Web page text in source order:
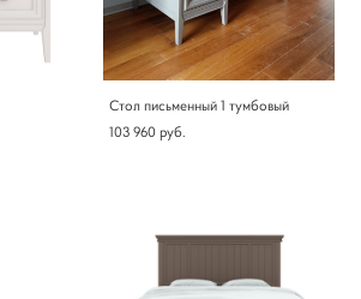
Стол письменный 1 тумбовый
103 960 pуб.